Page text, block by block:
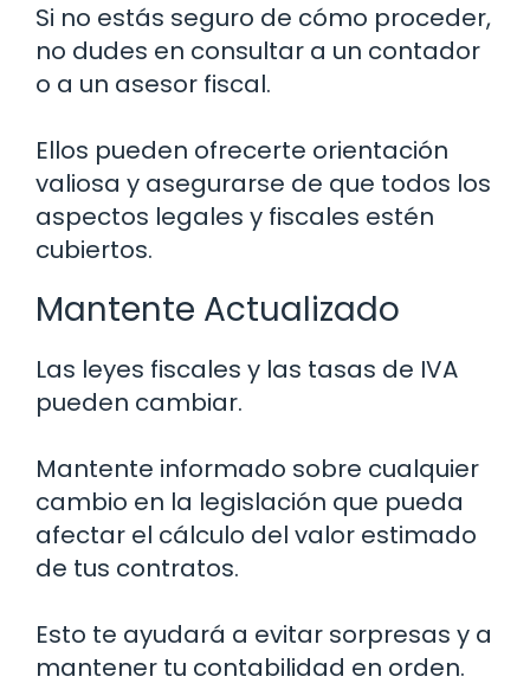
Si no estás seguro de cómo proceder,
no dudes en consultar a un contador
o a un asesor fiscal.
Ellos pueden ofrecerte orientación
valiosa y asegurarse de que todos los
aspectos legales y fiscales estén
cubiertos.
Mantente Actualizado
Las leyes fiscales y las tasas de IVA
pueden cambiar.
Mantente informado sobre cualquier
cambio en la legislación que pueda
afectar el cálculo del valor estimado
de tus contratos.
Esto te ayudará a evitar sorpresas y a
mantener tu contabilidad en orden.